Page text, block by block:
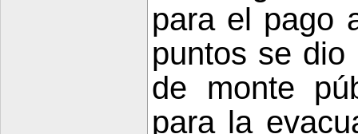
para el pago
puntos se
de monte
para la